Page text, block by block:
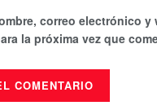
correo electrónico y
la próxima vez que